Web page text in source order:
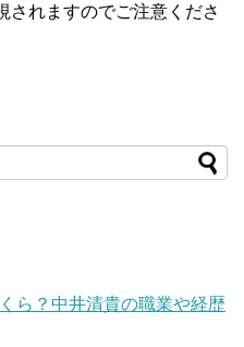
されますのでご注意くださ
ら？中井清貴の職業や経歴